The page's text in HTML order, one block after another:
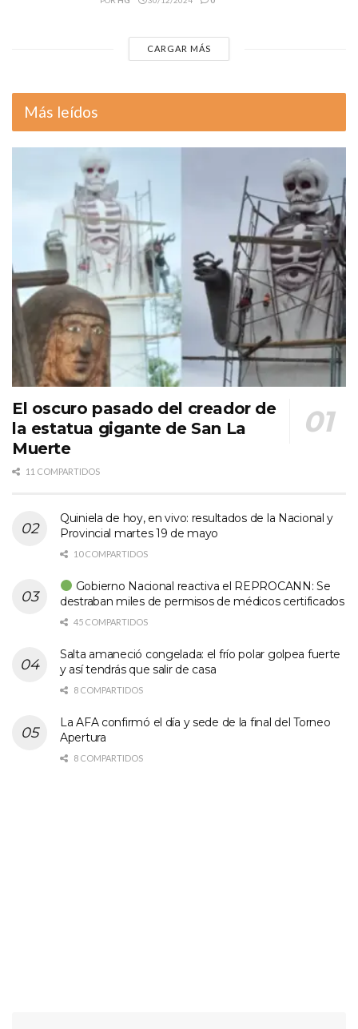
CARGAR MÁS
Más leídos
El oscuro pasado del creador de
la estatua gigante de San La
Muerte
11 COMPARTIDOS
Quiniela de hoy, en vivo: resultados de la Nacional y
Provincial martes 19 de mayo
10 COMPARTIDOS
Gobierno Nacional reactiva el REPROCANN: Se
destraban miles de permisos de médicos certificados
45 COMPARTIDOS
Salta amaneció congelada: el frío polar golpea fuerte
y así tendrás que salir de casa
8 COMPARTIDOS
La AFA confirmó el día y sede de la final del Torneo
Apertura
8 COMPARTIDOS